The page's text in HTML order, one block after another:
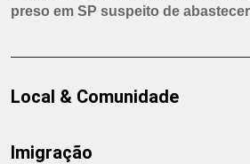
preso em SP suspeito de
Local & Comunidade
Imigração